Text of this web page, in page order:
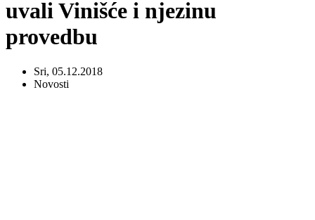
uvali Vinišće i njezinu
provedbu
Sri, 05.12.2018
Novosti